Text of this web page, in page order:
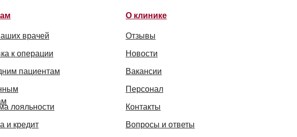
врачей
к операции
пациентам
и кредит
лояльности
О клинике
Отзывы
Новости
Вакансии
Персонал
Контакты
Вопросы и ответы